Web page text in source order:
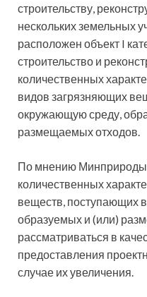
строительству,
нескольких земельных
расположен объект I
строительство и
количественных
видов загрязняющих
окружающую среду,
размещаемых отходов.
По мнению Минприроды
количественных
веществ, поступающих
образуемых и (или)
рассматриваться в
предоставления
случае их увеличения.